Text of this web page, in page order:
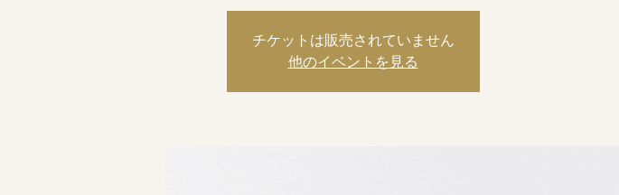
チケットは販売されていません
他のイベントを見る